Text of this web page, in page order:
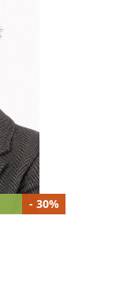
- 30%